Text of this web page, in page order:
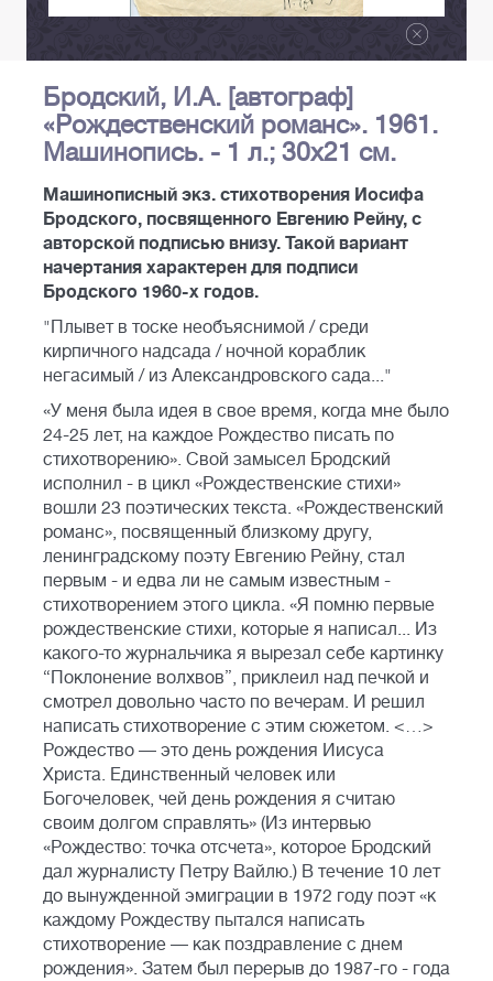
Бродский, И.А. [автограф]
«Рождественский романс». 1961.
Машинопись. - 1 л.; 30x21 см.
Машинописный экз. стихотворения Иосифа
Бродского, посвященного Евгению Рейну, с
авторской подписью внизу. Такой вариант
начертания характерен для подписи
Бродского 1960-х годов.
"Плывет в тоске необъяснимой / среди
кирпичного надсада / ночной кораблик
негасимый / из Александровского сада..."
«У меня была идея в свое время, когда мне было
24-25 лет, на каждое Рождество писать по
стихотворению». Свой замысел Бродский
исполнил - в цикл «Рождественские стихи»
вошли 23 поэтических текста. «Рождественский
романс», посвященный близкому другу,
ленинградскому поэту Евгению Рейну, стал
первым - и едва ли не самым известным -
стихотворением этого цикла. «Я помню первые
рождественские стихи, которые я написал... Из
какого-то журнальчика я вырезал себе картинку
“Поклонение волхвов”, приклеил над печкой и
смотрел довольно часто по вечерам. И решил
написать стихотворение с этим сюжетом. <…>
Рождество — это день рождения Иисуса
Христа. Единственный человек или
Богочеловек, чей день рождения я считаю
своим долгом справлять» (Из интервью
«Рождество: точка отсчета», которое Бродский
дал журналисту Петру Вайлю.) В течение 10 лет
до вынужденной эмиграции в 1972 году поэт «к
каждому Рождеству пытался написать
стихотворение — как поздравление с днем
рождения». Затем был перерыв до 1987-го - года